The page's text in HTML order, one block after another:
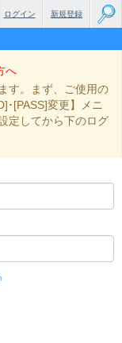
新規登録
ログイン
へ
す。まず、ご使用の
･[PASS]変更】メニ
定してから下のログ